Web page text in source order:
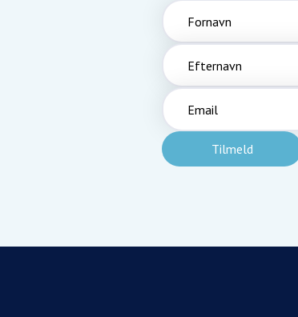
Fornavn
Efternavn
Email